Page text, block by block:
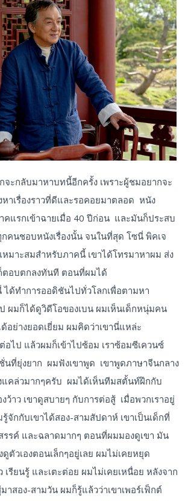
จะกลับมาหาบทนี้อีกครั้ง เพราะผู้ชมอยากจะ
หาเรื่องราวที่ดีและรอคอยมาตลอด หนัง
คแรกเข้าฉายเมื่อ 40 ปีก่อน และมันก็ประสบ
กคนชอบหนังเรื่องนั้น จนในที่สุด โซนี่ พิคเจ
หมาะสมสำหรับภาคนี้ เขาได้โทรมาหาผม ส่ง
อบตกลงทันที ตอนที่ผมได้
ด้ทำการออดิชันไปทั่วโลกเพื่อตามหา
ผมก็ได้ดูวิดีโอของเบน ผมเห็นเด็กหนุ่มคน
อย่างยอดเยี่ยม ผมคิดว่าเขานี่แหล่ะ
อไป แล้วผมก็เข้าไปซ้อม เราซ้อมซีเควนซ์
นที่ยุ่งยาก ผมฟังเขาพูด เขาพูดภาษาจีนกลาง
แคล่วมากๆครับ ผมได้เห็นทีมสตั้นท์ฝึกกับ
ว้าว เขาดูสบายๆ กับการต่อสู้ เมื่อพวกเราอยู่
จักกับเขาได้สอง-สามสัปดาห์ เขาเป็นเด็กที่
รรค์ และฉลาดมากๆ ตอนที่ผมมองดูเขา มัน
ตัวเองตอนเล็กๆอยู่เลย ผมไม่เคยหยุด
เรียนรู้ และเตะต่อย ผมไม่เคยเหนื่อย หลังจาก
าสอง-สามวัน ผมก็รู้แล้วว่าเขาเพอร์เฟ็กต์